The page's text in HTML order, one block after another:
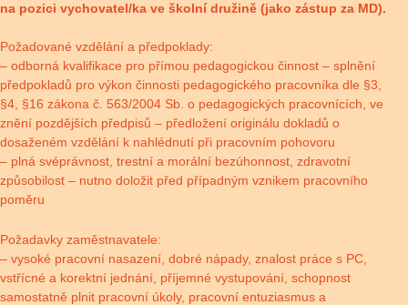
na pozici vychovatel/ka ve školní družině (jako zástup za MD).
Požadované vzdělání a předpoklady:
– odborná kvalifikace pro přímou pedagogickou činnost – splnění
předpokladů pro výkon činnosti pedagogického pracovníka dle §3,
§4, §16 zákona č. 563/2004 Sb. o pedagogických pracovnících, ve
znění pozdějších předpisů – předložení originálu dokladů o
dosaženém vzdělání k nahlédnutí při pracovním pohovoru
– plná svéprávnost, trestní a morální bezúhonnost, zdravotní
způsobilost – nutno doložit před případným vznikem pracovního
poměru
Požadavky zaměstnavatele:
– vysoké pracovní nasazení, dobré nápady, znalost práce s PC,
vstřícné a korektní jednání, příjemné vystupování, schopnost
samostatně plnit pracovní úkoly, pracovní entuziasmus a